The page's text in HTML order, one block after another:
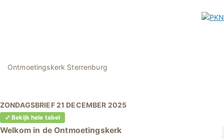
Ontmoetingskerk Sterrenburg
ZONDAGSBRIEF 21 DECEMBER 2025
⤢ Bekijk hele tabel
Welkom in de Ontmoetingskerk